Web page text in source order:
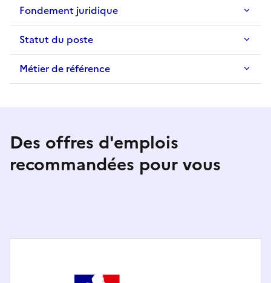
Fondement juridique
Statut du poste
Métier de référence
Des offres d'emplois
recommandées pour vous